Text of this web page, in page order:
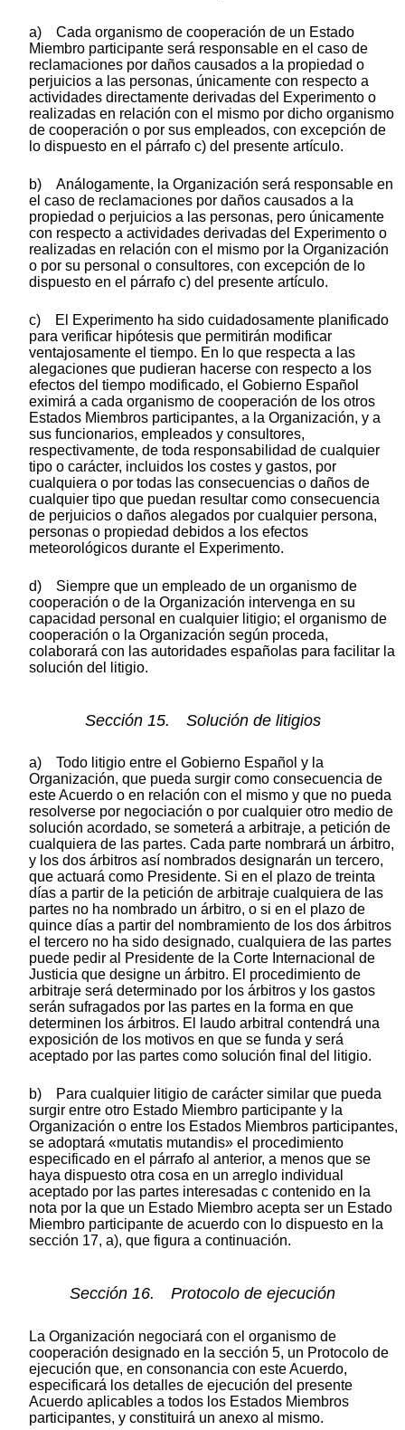
a) Cada organismo de cooperación de un Estado
Miembro participante será responsable en el caso de
reclamaciones por daños causados a la propiedad o
perjuicios a las personas, únicamente con respecto a
actividades directamente derivadas del Experimento o
realizadas en relación con el mismo por dicho organismo
de cooperación o por sus empleados, con excepción de
lo dispuesto en el párrafo c) del presente artículo.
b) Análogamente, la Organización será responsable en
el caso de reclamaciones por daños causados a la
propiedad o perjuicios a las personas, pero únicamente
con respecto a actividades derivadas del Experimento o
realizadas en relación con el mismo por la Organización
o por su personal o consultores, con excepción de lo
dispuesto en el párrafo c) del presente artículo.
c) El Experimento ha sido cuidadosamente planificado
para verificar hipótesis que permitirán modificar
ventajosamente el tiempo. En lo que respecta a las
alegaciones que pudieran hacerse con respecto a los
efectos del tiempo modificado, el Gobierno Español
eximirá a cada organismo de cooperación de los otros
Estados Miembros participantes, a la Organización, y a
sus funcionarios, empleados y consultores,
respectivamente, de toda responsabilidad de cualquier
tipo o carácter, incluidos los costes y gastos, por
cualquiera o por todas las consecuencias o daños de
cualquier tipo que puedan resultar como consecuencia
de perjuicios o daños alegados por cualquier persona,
personas o propiedad debidos a los efectos
meteorológicos durante el Experimento.
d) Siempre que un empleado de un organismo de
cooperación o de la Organización intervenga en su
capacidad personal en cualquier litigio; el organismo de
cooperación o la Organización según proceda,
colaborará con las autoridades españolas para facilitar la
solución del litigio.
Sección 15. Solución de litigios
a) Todo litigio entre el Gobierno Español y la
Organización, que pueda surgir como consecuencia de
este Acuerdo o en relación con el mismo y que no pueda
resolverse por negociación o por cualquier otro medio de
solución acordado, se someterá a arbitraje, a petición de
cualquiera de las partes. Cada parte nombrará un árbitro,
y los dos árbitros así nombrados designarán un tercero,
que actuará como Presidente. Si en el plazo de treinta
días a partir de la petición de arbitraje cualquiera de las
partes no ha nombrado un árbitro, o si en el plazo de
quince días a partir del nombramiento de los dos árbitros
el tercero no ha sido designado, cualquiera de las partes
puede pedir al Presidente de la Corte Internacional de
Justicia que designe un árbitro. El procedimiento de
arbitraje será determinado por los árbitros y los gastos
serán sufragados por las partes en la forma en que
determinen los árbitros. El laudo arbitral contendrá una
exposición de los motivos en que se funda y será
aceptado por las partes como solución final del litigio.
b) Para cualquier litigio de carácter similar que pueda
surgir entre otro Estado Miembro participante y la
Organización o entre los Estados Miembros participantes,
se adoptará «mutatis mutandis» el procedimiento
especificado en el párrafo al anterior, a menos que se
haya dispuesto otra cosa en un arreglo individual
aceptado por las partes interesadas c contenido en la
nota por la que un Estado Miembro acepta ser un Estado
Miembro participante de acuerdo con lo dispuesto en la
sección 17, a), que figura a continuación.
Sección 16. Protocolo de ejecución
La Organización negociará con el organismo de
cooperación designado en la sección 5, un Protocolo de
ejecución que, en consonancia con este Acuerdo,
especificará los detalles de ejecución del presente
Acuerdo aplicables a todos los Estados Miembros
participantes, y constituirá un anexo al mismo.